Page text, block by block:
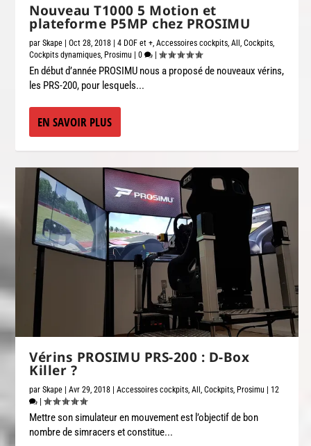
Nouveau T1000 5 Motion et
plateforme P5MP chez PROSIMU
parSkape |Oct 28, 2018 |4 DOF et + ,Accessoires cockpits ,All ,Cockpits
Cockpits dynamiques Prosimu |0 |
En début d’année PROSIMU nous a proposé de nouveaux vérins,
les PRS-200, pour lesquels...
EN SAVOIR PLUS
Vérins PROSIMU PRS-200 : D-Box
Killer ?
parSkape |Avr 29, 2018 |Accessoires cockpits ,All ,Cockpits Prosimu | 12
|
Mettre son simulateur en mouvement est l’objectif de bon
nombre de simracers et constitue...